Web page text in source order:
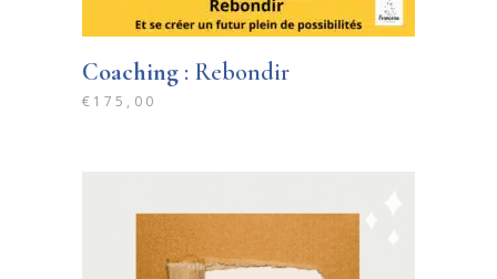
Coaching : Rebondir
€ 175,00